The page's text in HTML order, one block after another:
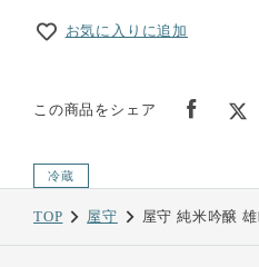
お気に入りに追加
この商品をシェア
冷蔵
TOP 屋守 屋守 純米吟醸